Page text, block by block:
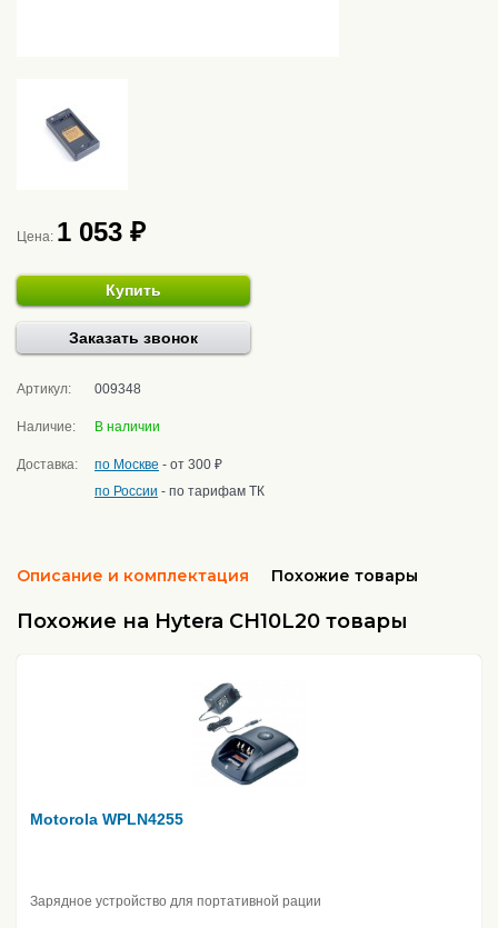
Цена: 1 053 ₽
Купить
Заказать звонок
Артикул: 009348
Наличие: В наличии
Доставка: по Москве - от 300 ₽
по России - по тарифам ТК
Описание и комплектация Похожие товары
Похожие на Hytera CH10L20 товары
Motorola WPLN4255
Зарядное устройство для портативной рации